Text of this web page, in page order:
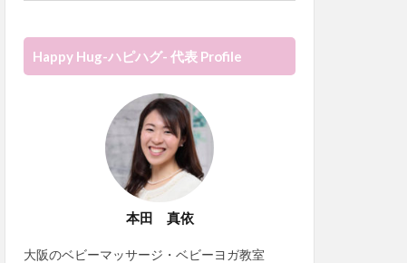
Happy Hug-ハピハグ- 代表 Profile
本田 真依
大阪のベビーマッサージ・ベビーヨガ教室